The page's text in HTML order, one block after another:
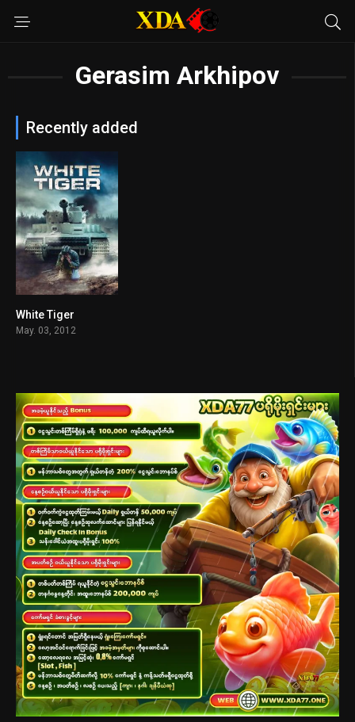
Gerasim Arkhipov
Recently added
White Tiger
May. 03, 2012